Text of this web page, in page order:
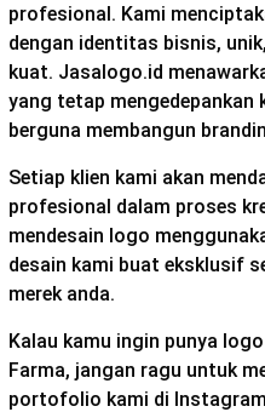
profesional. Kami
dengan identitas bisnis,
kuat. Jasalogo.id
yang tetap mengedepankan
berguna membangun
Setiap klien kami akan
profesional dalam proses
mendesain logo
desain kami buat eksklusif
merek anda.
Kalau kamu ingin punya
Farma, jangan ragu untuk
portofolio kami di Instagram